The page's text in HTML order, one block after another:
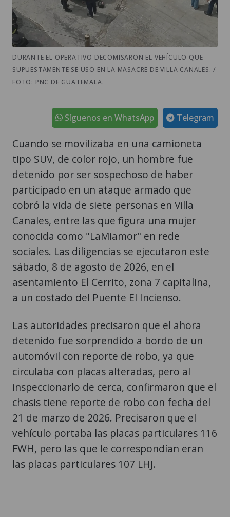
DURANTE EL OPERATIVO DECOMISARON EL VEHÍCULO QUE
SUPUESTAMENTE SE USO EN LA MASACRE DE VILLA CANALES. /
FOTO: PNC DE GUATEMALA.
Telegram
Síguenos en WhatsApp
Cuando se movilizaba en una camioneta
tipo SUV, de color rojo, un hombre fue
detenido por ser sospechoso de haber
participado en un ataque armado que
cobró la vida de siete personas en Villa
Canales, entre las que figura una mujer
conocida como "LaMiamor" en rede
sociales. Las diligencias se ejecutaron este
sábado, 8 de agosto de 2026, en el
asentamiento El Cerrito, zona 7 capitalina,
a un costado del Puente El Incienso.
Las autoridades precisaron que el ahora
detenido fue sorprendido a bordo de un
automóvil con reporte de robo, ya que
circulaba con placas alteradas, pero al
inspeccionarlo de cerca, confirmaron que el
chasis tiene reporte de robo con fecha del
21 de marzo de 2026. Precisaron que el
vehículo portaba las placas particulares 116
FWH, pero las que le correspondían eran
las placas particulares 107 LHJ.